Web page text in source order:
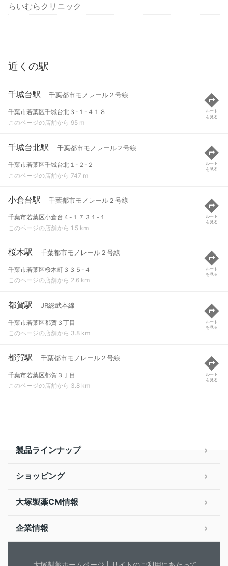
らいむらクリニック
近くの駅
千城台駅 千葉都市モノレール２号線
千葉市若葉区千城台北３-１-４１８
このページの店舗から 95 m
ルート
を見る
千城台北駅 千葉都市モノレール２号線
千葉市若葉区千城台北１-２-２
このページの店舗から 747 m
ルート
を見る
小倉台駅 千葉都市モノレール２号線
千葉市若葉区小倉台４-１７３１-１
このページの店舗から 1.5 km
ルート
を見る
桜木駅 千葉都市モノレール２号線
千葉市若葉区桜木町３３５-４
このページの店舗から 2.6 km
ルート
を見る
都賀駅 JR総武本線
千葉市若葉区都賀３丁目
このページの店舗から 3.8 km
ルート
を見る
都賀駅 千葉都市モノレール２号線
千葉市若葉区都賀３丁目
このページの店舗から 3.8 km
ルート
を見る
製品ラインナップ
ショッピング
大塚製薬CM情報
企業情報